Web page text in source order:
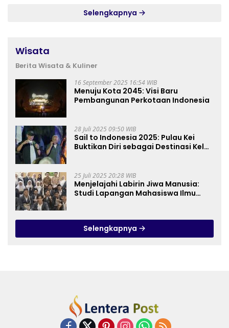
Selengkapnya
Wisata
Berita Wisata & Kuliner
16 September 2025 16:54 WIB
Menuju Kota 2045: Visi Baru
Pembangunan Perkotaan Indonesia
28 Juli 2025 09:50 WIB
Sail to Indonesia 2025: Pulau Kei
Buktikan Diri sebagai Destinasi Kelas
25 Juli 2025 20:28 WIB
Menjelajahi Labirin Jiwa Manusia:
Studi Lapangan Mahasiswa Ilmu
Selengkapnya